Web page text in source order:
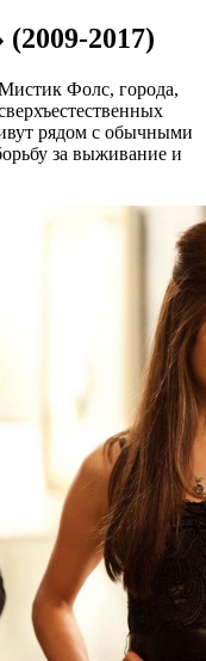
2017)
Фолс, города,
рядом с обычными
за выживание и